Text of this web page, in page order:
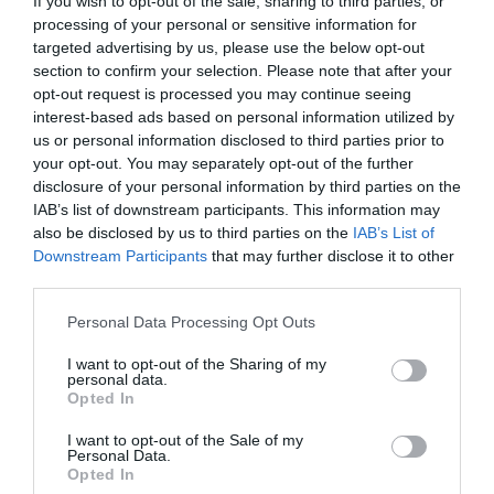
processing of your personal or sensitive information for
targeted advertising by us, please use the below opt-out
section to confirm your selection. Please note that after your
opt-out request is processed you may continue seeing
interest-based ads based on personal information utilized by
us or personal information disclosed to third parties prior to
your opt-out. You may separately opt-out of the further
disclosure of your personal information by third parties on the
IAB’s list of downstream participants. This information may
also be disclosed by us to third parties on the IAB’s List of
Downstream Participants that may further disclose it to other
Please note that this website/app uses one or more Google
not limited to your visit or usage behaviour. You may click to
grant or deny consent to Google and its third-party tags to
use your data for below specified purposes in below Google
consent section.
Personal Data Processing Opt Outs
I want to opt-out of the Sharing of my
personal data.
Opted In
I want to opt-out of the Sale of my
Personal Data.
Opted In
Potrebno vam je:3 kašike ključale vodepola šolje magnezijum
hlorida
U posudi pomiješajte vruću vodu i magnezijum hlorid. Miješajte
dok se kristali potpuno ne otope i dobijete bistar rastvor. Kada se
smjesa ohladi, spremna je za upotrebu.
Nanosite je direktno na bolna ili napeta područja tijela. Dovoljno je
ostaviti da djeluje nekoliko minuta prije nego što je eventualno
isperete ili obrišete. Kod nekih osoba može se pojaviti blago
peckanje na početku, što je normalna reakcija, posebno ako
postoji manjak magnezijuma u organizmu.
Ako želite dodatni osjećaj njege, možete u smjesu dodati malu
količinu prirodnih sastojaka poput šea putera. Time ćete dobiti
Šta pokazuju istraživanja